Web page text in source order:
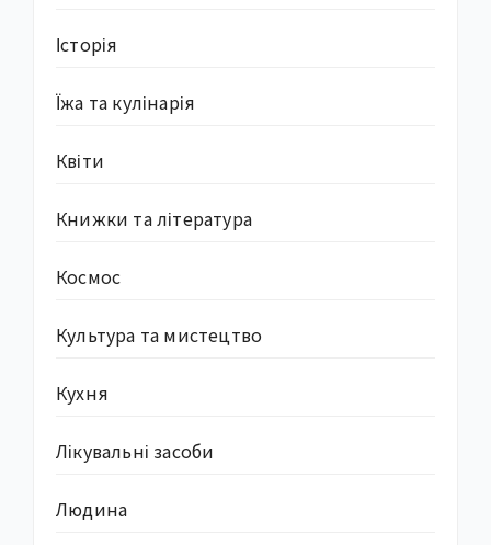
Історія
Їжа та кулінарія
Квіти
Книжки та література
Космос
Культура та мистецтво
Кухня
Лікувальні засоби
Людина